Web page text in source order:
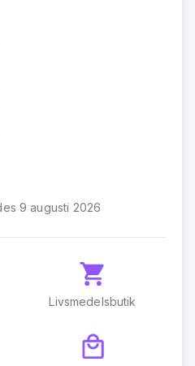
9 augusti 2026
Livsmedelsbutik